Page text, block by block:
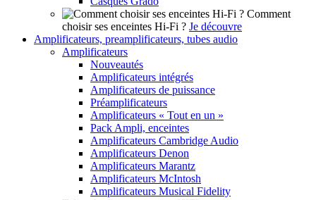
Comment
choisir ses enceintes Hi-Fi ? Je découvre
Amplificateurs, preamplificateurs, tubes audio
Amplificateurs
Nouveautés
Amplificateurs intégrés
Amplificateurs de puissance
Préamplificateurs
Amplificateurs « Tout en un »
Pack Ampli, enceintes
Amplificateurs Cambridge Audio
Amplificateurs Denon
Amplificateurs Marantz
Amplificateurs McIntosh
Amplificateurs Musical Fidelity